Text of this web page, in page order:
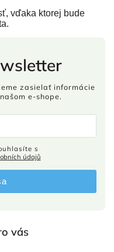
vďaka ktorej bude
vás
zasielať informácie
e-shope.
údajů